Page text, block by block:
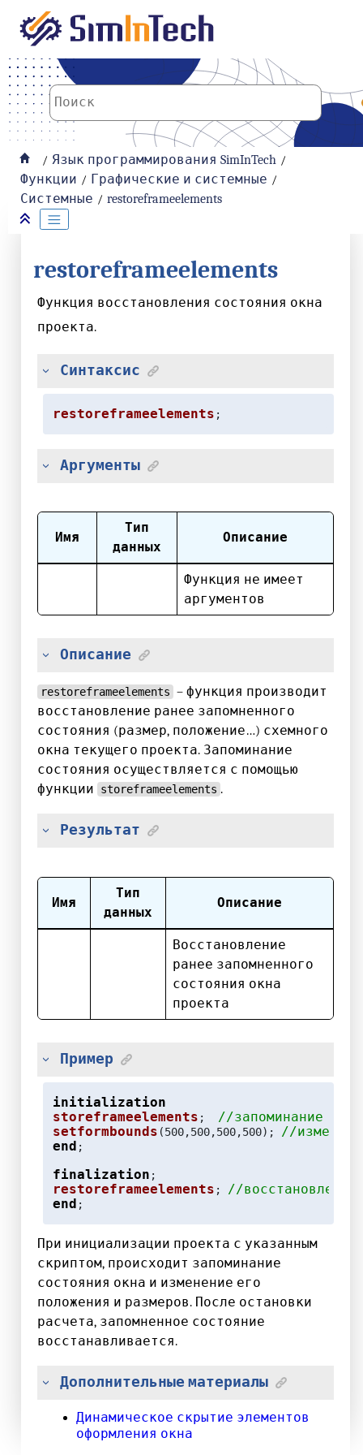
Язык программирования SimInTech
Функции
Графические и системные
Системные
restoreframeelements
restoreframeelements
Функция восстановления состояния окна
проекта.
Синтаксис
restoreframeelements ;
Аргументы
Имя
Тип
данных
Описание
Функция не имеет
аргументов
Описание
restoreframeelements – функция производит
восстановление ранее запомненного
состояния (размер, положение…) схемного
окна текущего проекта. Запоминание
состояния осуществляется с помощью
функции
storeframeelements .
Результат
Имя
Тип
данных
Описание
Восстановление
ранее запомненного
состояния окна
проекта
Пример
initialization
storeframeelements ;
//запоминание
setformbounds (500,500,500,500);
//
end ;
finalization
restoreframeelements ;
//
end
При инициализации проекта с указанным
скриптом, происходит запоминание
состояния окна и изменение его
положения и размеров. После остановки
расчета, запомненное состояние
восстанавливается.
Дополнительные материалы
Динамическое скрытие элементов
оформления окна